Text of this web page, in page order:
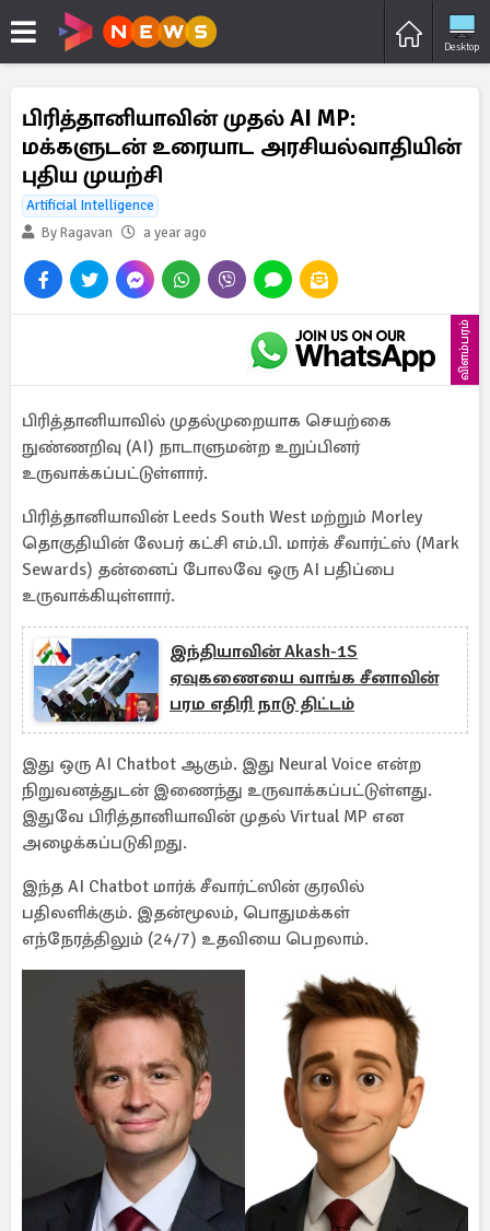
Desktop
பிரித்தானியாவின் முதல் AI MP:
மக்களுடன் உரையாட அரசியல்வாதியின்
புதிய முயற்சி
Artificial Intelligence
By Ragavan
a year ago
விளம்பரம்
பிரித்தானியாவில் முதல்முறையாக செயற்கை
நுண்ணறிவு (AI) நாடாளுமன்ற உறுப்பினர்
உருவாக்கப்பட்டுள்ளார்.
பிரித்தானியாவின் Leeds South West மற்றும் Morley
தொகுதியின் லேபர் கட்சி எம்.பி. மார்க் சீவார்ட்ஸ் (Mark
Sewards) தன்னைப் போலவே ஒரு AI பதிப்பை
உருவாக்கியுள்ளார்.
இந்தியாவின் Akash-1S
ஏவுகணையை வாங்க சீனாவின்
பரம எதிரி நாடு திட்டம்
இது ஒரு AI Chatbot ஆகும். இது Neural Voice என்ற
நிறுவனத்துடன் இணைந்து உருவாக்கப்பட்டுள்ளது.
இதுவே பிரித்தானியாவின் முதல் Virtual MP என
அழைக்கப்படுகிறது.
இந்த AI Chatbot மார்க் சீவார்ட்ஸின் குரலில்
பதிலளிக்கும். இதன்மூலம், பொதுமக்கள்
எந்நேரத்திலும் (24/7) உதவியை பெறலாம்.